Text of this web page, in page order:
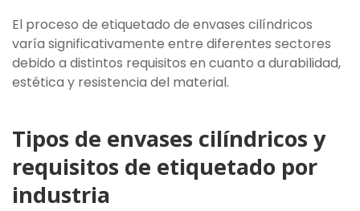
El proceso de etiquetado de envases cilíndricos
varía significativamente entre diferentes sectores
debido a distintos requisitos en cuanto a durabilidad,
estética y resistencia del material.
Tipos de envases cilíndricos y
requisitos de etiquetado por
industria